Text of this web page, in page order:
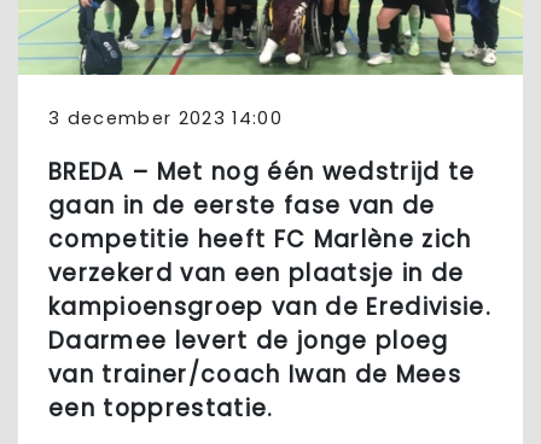
3 december 2023 14:00
BREDA – Met nog één wedstrijd te
gaan in de eerste fase van de
competitie heeft FC Marlène zich
verzekerd van een plaatsje in de
kampioensgroep van de Eredivisie.
Daarmee levert de jonge ploeg
van trainer/coach Iwan de Mees
een topprestatie.